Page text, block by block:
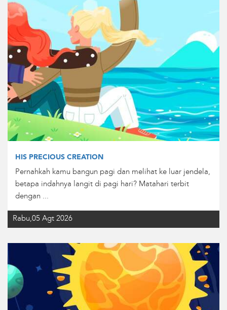
HIS PRECIOUS CREATION
Pernahkah kamu bangun pagi dan melihat ke luar jendela,
betapa indahnya langit di pagi hari? Matahari terbit
dengan ...
Rabu,05 Agt 2026